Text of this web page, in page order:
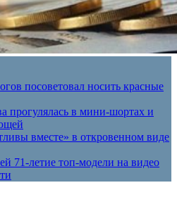
посоветовал носить красные
прогулялась в мини-шортах и
вместе» в откровенном виде
71-летие топ-модели на видео